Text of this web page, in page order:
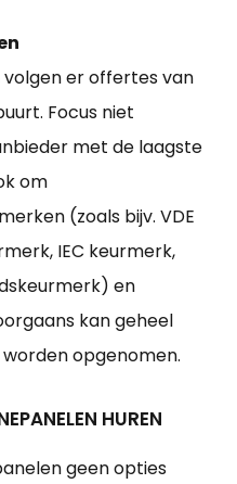
volgen er offertes van
Focus niet
met de laagste
om
(zoals bijv. VDE
IEC keurmerk,
en
kan geheel
opgenomen.
HUREN
geen opties